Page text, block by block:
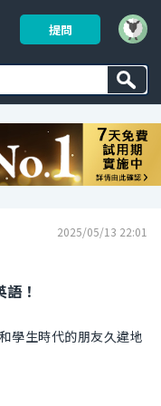
提問
2025/05/13 22:01
！
學生時代的朋友久違地